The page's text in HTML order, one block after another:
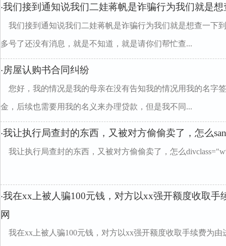
·我们接到通知说我们二娃蒋帆是诈骗行为我们就是
我们接到通知说我们二娃蒋帆是诈骗行为我们就是想查一下
多号了还没有消息，就是不知道，就是请你们帮忙查...
·房屋认购书合同纠纷
您好，我的情况是我的母亲在没有告知我的情况用我的名字
金，后续也需要用我的名义来办理贷款，但是我不同...
·我让执行局查封的东西，又被对方偷偷卖了，怎么san
我让执行局查封的东西，又被对方偷偷卖了，怎么
·我在xx上被人骗100元钱，对方以xx强开额度收取手
网
我在xx上被人骗100元钱，对方以xx强开额度收取手续费为